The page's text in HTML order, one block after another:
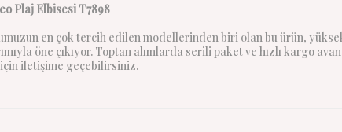
Plaj Elbisesi T7898
en çok tercih edilen modellerinden biri olan bu ürün,
öne çıkıyor. Toptan alımlarda serili paket ve hızlı kargo
iletişime geçebilirsiniz.